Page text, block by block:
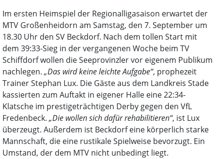
Im ersten Heimspiel der Regionalligasaison erwartet der
MTV Großenheidorn am Samstag, den 7. September um
18.30 Uhr den SV Beckdorf. Nach dem tollen Start mit
dem 39:33-Sieg in der vergangenen Woche beim TV
Schiffdorf wollen die Seeprovinzler vor eigenem Publikum
nachlegen. „Das wird keine leichte Aufgabe“, prophezeit
Trainer Stephan Lux. Die Gäste aus dem Landkreis Stade
kassierten zum Auftakt in eigener Halle eine 22:34-
Klatsche im prestigeträchtigen Derby gegen den VfL
Fredenbeck. „Die wollen sich dafür rehabilitieren“, ist Lux
überzeugt. Außerdem ist Beckdorf eine körperlich starke
Mannschaft, die eine rustikale Spielweise bevorzugt. Ein
Umstand, der dem MTV nicht unbedingt liegt.